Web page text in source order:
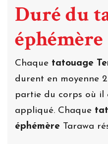
Duré du
éphémère
Chaque tatouage
durent en moyenne
partie du corps où il
appliqué. Chaque
éphémère Tarawa